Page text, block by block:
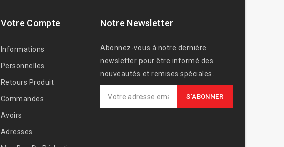
Votre Compte
Informations
Personnelles
Retours Produit
Commandes
Avoirs
Adresses
Notre Newsletter
Abonnez-vous à notre dernière
newsletter pour être informé des
nouveautés et remises spéciales.